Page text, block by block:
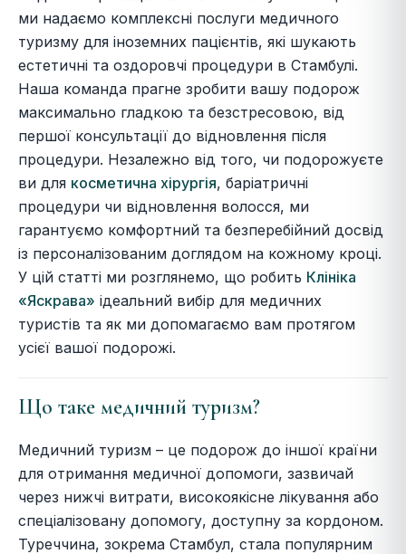
ми надаємо комплексні послуги медичного
туризму для іноземних пацієнтів, які шукають
естетичні та оздоровчі процедури в Стамбулі.
Наша команда прагне зробити вашу подорож
максимально гладкою та безстресовою, від
першої консультації до відновлення після
процедури. Незалежно від того, чи подорожуєте
ви для косметична хірургія, баріатричні
процедури чи відновлення волосся, ми
гарантуємо комфортний та безперебійний досвід
із персоналізованим доглядом на кожному кроці.
У цій статті ми розглянемо, що робить Клініка
«Яскрава» ідеальний вибір для медичних
туристів та як ми допомагаємо вам протягом
усієї вашої подорожі.
Що таке медичний туризм?
Медичний туризм – це подорож до іншої країни
для отримання медичної допомоги, зазвичай
через нижчі витрати, високоякісне лікування або
спеціалізовану допомогу, доступну за кордоном.
Туреччина, зокрема Стамбул, стала популярним